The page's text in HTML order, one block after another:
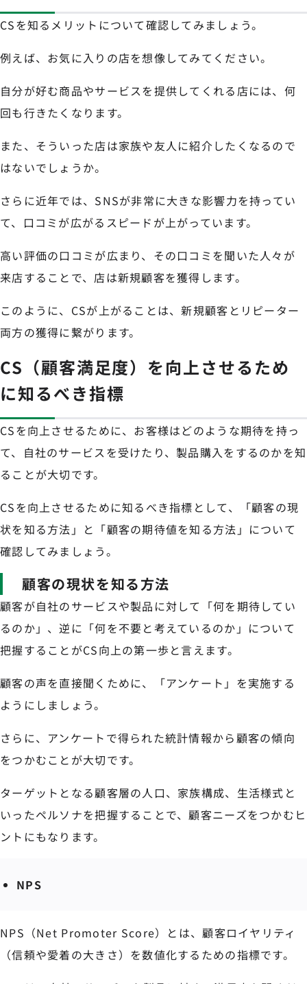
CSを知るメリットについて確認してみましょう。
例えば、お気に入りの店を想像してみてください。
自分が好む商品やサービスを提供してくれる店には、何
回も行きたくなります。
また、そういった店は家族や友人に紹介したくなるので
はないでしょうか。
さらに近年では、SNSが非常に大きな影響力を持ってい
て、口コミが広がるスピードが上がっています。
高い評価の口コミが広まり、その口コミを聞いた人々が
来店することで、店は新規顧客を獲得します。
このように、CSが上がることは、新規顧客とリピーター
両方の獲得に繋がります。
CS（顧客満足度）を向上させるため
に知るべき指標
CSを向上させるために、お客様はどのような期待を持っ
て、自社のサービスを受けたり、製品購入をするのかを知
ることが大切です。
CSを向上させるために知るべき指標として、「顧客の現
状を知る方法」と「顧客の期待値を知る方法」について
確認してみましょう。
顧客の現状を知る方法
顧客が自社のサービスや製品に対して「何を期待してい
るのか」、逆に「何を不要と考えているのか」について
把握することがCS向上の第一歩と言えます。
顧客の声を直接聞くために、「アンケート」を実施する
ようにしましょう。
さらに、アンケートで得られた統計情報から顧客の傾向
をつかむことが大切です。
ターゲットとなる顧客層の人口、家族構成、生活様式と
いったペルソナを把握することで、顧客ニーズをつかむヒ
ントにもなります。
NPS
NPS（Net Promoter Score）とは、顧客ロイヤリティ
（信頼や愛着の大きさ）を数値化するための指標です。